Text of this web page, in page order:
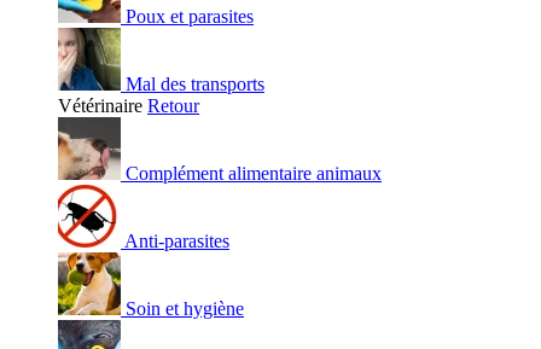
Poux et parasites
Mal des transports
Vétérinaire Retour
Complément alimentaire animaux
Anti-parasites
Soin et hygiène